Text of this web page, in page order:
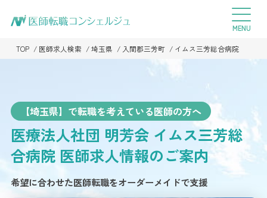
TOP 医師求人検索 埼玉県 入間郡三芳町 イムス三芳総合病院
【埼玉県】で転職を考えている医師の方へ
医療法人社団 明芳会 イムス三芳総
合病院 医師求人情報のご案内
希望に合わせた医師転職をオーダーメイドで支援